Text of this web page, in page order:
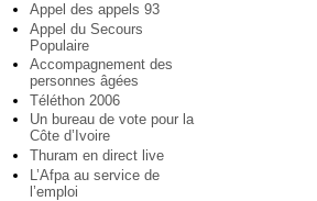
Appel des appels 93
Appel du Secours
Populaire
Accompagnement des
personnes âgées
Téléthon 2006
Un bureau de vote pour la
Côte d’Ivoire
Thuram en direct live
L’Afpa au service de
l’emploi